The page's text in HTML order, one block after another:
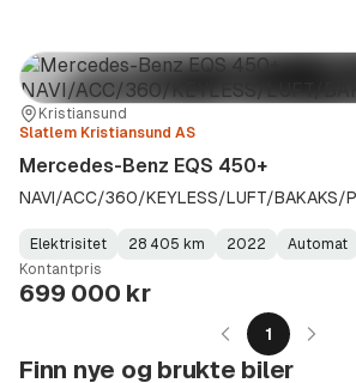
Sted:Kristiansund
Forhandler:
Slatlem Kristiansund AS
Mercedes-Benz EQS 450+
NAVI/ACC/360/KEYLESS/LUFT/BAKAKS/
Fuel
Type:
Elektrisitet
Kilometerstand:
28 405 km
Model
Year:
2022
Gearbox
Type:
Automat
Kontantpris
699 000 kr
1
Finn nye og brukte biler